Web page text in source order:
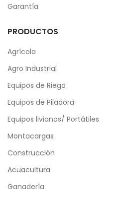
Garantía
PRODUCTOS
Agrícola
Agro Industrial
Equipos de Riego
Equipos de Piladora
Equipos livianos/ Portátiles
Montacargas
Construcción
Acuacultura
Ganadería